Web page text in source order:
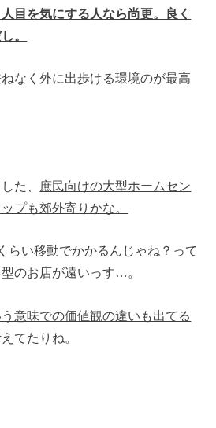
目を気にする人なら尚更。良く
。
なく外に出歩ける環境のが最高
た、 庶民向けの大型ホームセン
プも郊外寄りかな。
らい移動でかかるんじゃね？って
のお店が遠いっす…。
意味での価値観の違いも出てる
てたりね。